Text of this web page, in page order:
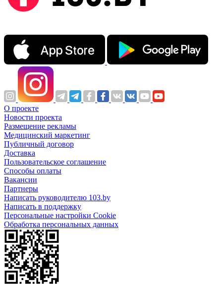
О проекте
Новости проекта
Размещение рекламы
Медицинский маркетинг
Публичный договор
Доставка
Пользовательское соглашение
Способы оплаты
Вакансии
Партнеры
Написать руководителю 103.by
Написать в поддержку
Персональные настройки Cookie
Обработка персональных данных